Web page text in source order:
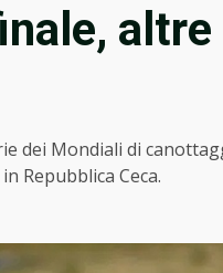
altre
dei Mondiali di
Repubblica Ceca.